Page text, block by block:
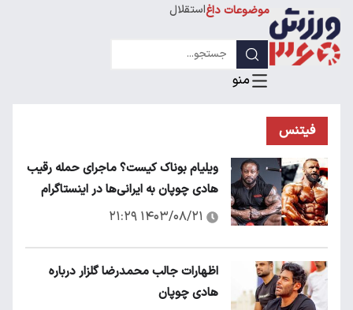
موضوعات داغاستقلال
فیتنس
ویلیام بوناک کیست؟ ماجرای حمله رقیب
هادی چوپان به ایرانی‌ها در اینستاگرام
۱۴۰۳/۰۸/۲۱ ۲۱:۲۹
اظهارات جالب محمدرضا گلزار درباره
هادی چوپان